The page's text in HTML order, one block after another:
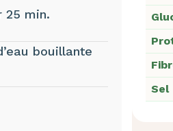
25 min.
bouillante
Sel